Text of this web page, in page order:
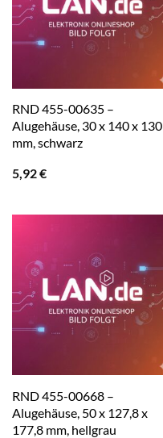
RND 455-00635 –
Alugehäuse, 30 x 140 x 130
mm, schwarz
5,92€
RND 455-00668 –
Alugehäuse, 50 x 127,8 x
177,8 mm, hellgrau